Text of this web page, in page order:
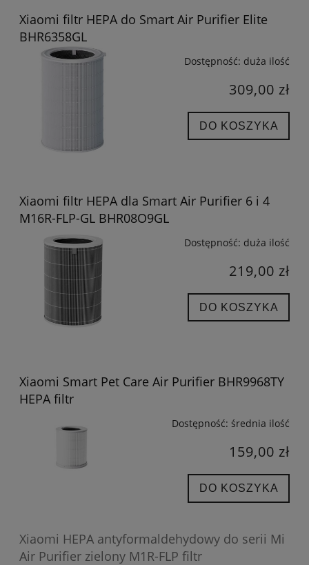
Xiaomi filtr HEPA do Smart Air Purifier Elite
BHR6358GL
Dostępność: duża ilość
309,00 zł
DO KOSZYKA
Xiaomi filtr HEPA dla Smart Air Purifier 6 i 4
M16R-FLP-GL BHR08O9GL
Dostępność: duża ilość
219,00 zł
DO KOSZYKA
Xiaomi Smart Pet Care Air Purifier BHR9968TY
HEPA filtr
Dostępność: średnia ilość
159,00 zł
DO KOSZYKA
Xiaomi HEPA antyformaldehydowy do serii Mi
Air Purifier zielony M1R-FLP filtr